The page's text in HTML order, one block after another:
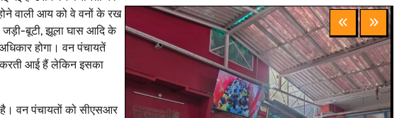
वाली आय को वे वनों के रख
जड़ी-बूटी, झूला घास आदि के
होगा। वन पंचायतें
करती आई हैं लेकिन इसका
है। वन पंचायतों को सीएसआर